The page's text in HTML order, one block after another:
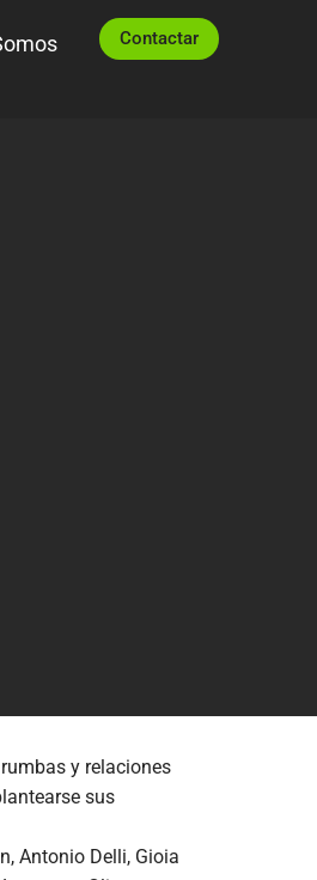
Contactar
y relaciones
sus
Antonio Delli, Gioia